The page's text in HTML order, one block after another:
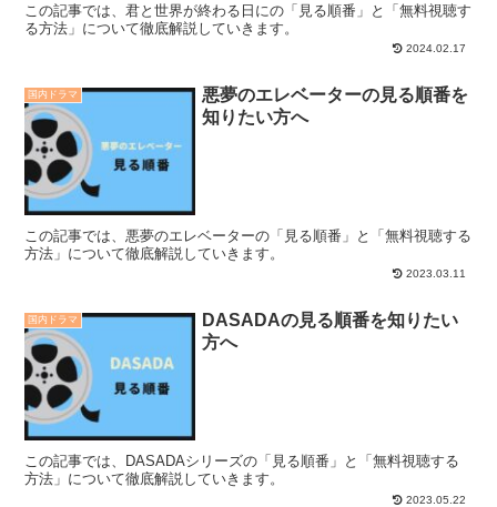
この記事では、君と世界が終わる日にの「見る順番」と「無料視聴す
る方法」について徹底解説していきます。
2024.02.17
国内ドラマ
悪夢のエレベーターの見る順番を
知りたい方へ
この記事では、悪夢のエレベーターの「見る順番」と「無料視聴する
方法」について徹底解説していきます。
2023.03.11
国内ドラマ
DASADAの見る順番を知りたい
方へ
この記事では、DASADAシリーズの「見る順番」と「無料視聴する
方法」について徹底解説していきます。
2023.05.22